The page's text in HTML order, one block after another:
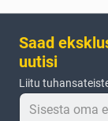
Saad
uutisi
Liitu